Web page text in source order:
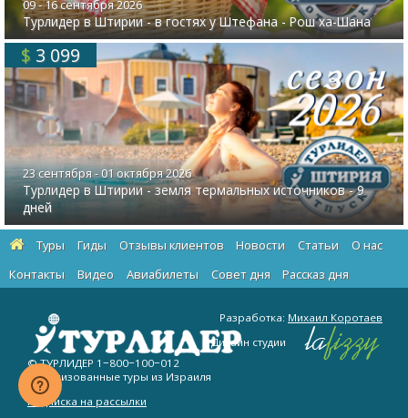
09 - 16 сентября 2026
Турлидер в Штирии - в гостях у Штефана - Рош ха-Шана
$ 3 099
23 сентября - 01 октября 2026
Турлидер в Штирии - земля термальных источников - 9
дней
Туры Гиды Отзывы клиентов Новости Статьи
О нас
Контакты
Видео Авиабилеты Cовет дня Рассказ дня
© ТУРЛИДЕР 1−800−100−012
Организованные туры из Израиля
Подписка на рассылки
Разработка: Михаил Коротаев
Дизайн студии